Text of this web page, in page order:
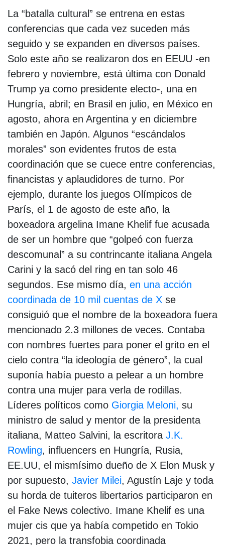
La “batalla cultural” se entrena en estas
conferencias que cada vez suceden más
seguido y se expanden en diversos países.
Solo este año se realizaron dos en EEUU -en
febrero y noviembre, está última con Donald
Trump ya como presidente electo-, una en
Hungría, abril; en Brasil en julio, en México en
agosto, ahora en Argentina y en diciembre
también en Japón. Algunos “escándalos
morales” son evidentes frutos de esta
coordinación que se cuece entre conferencias,
financistas y aplaudidores de turno. Por
ejemplo, durante los juegos Olímpicos de
París, el 1 de agosto de este año, la
boxeadora argelina Imane Khelif fue acusada
de ser un hombre que “golpeó con fuerza
descomunal” a su contrincante italiana Angela
Carini y la sacó del ring en tan solo 46
segundos. Ese mismo día, en una acción
coordinada de 10 mil cuentas de X se
consiguió que el nombre de la boxeadora fuera
mencionado 2.3 millones de veces. Contaba
con nombres fuertes para poner el grito en el
cielo contra “la ideología de género”, la cual
suponía había puesto a pelear a un hombre
contra una mujer para verla de rodillas.
Líderes políticos como Giorgia Meloni, su
ministro de salud y mentor de la presidenta
italiana, Matteo Salvini, la escritora J.K.
Rowling, influencers en Hungría, Rusia,
EE.UU, el mismísimo dueño de X Elon Musk y
por supuesto, Javier Milei, Agustín Laje y toda
su horda de tuiteros libertarios participaron en
el Fake News colectivo. Imane Khelif es una
mujer cis que ya había competido en Tokio
2021, pero la transfobia coordinada